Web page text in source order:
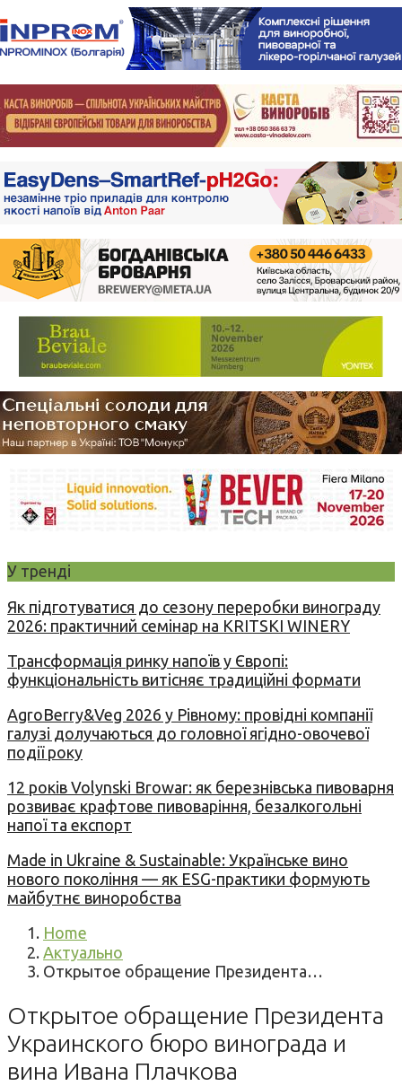
У тренді
Як підготуватися до сезону переробки винограду
2026: практичний семінар на KRITSKI WINERY
Трансформація ринку напоїв у Європі:
функціональність витісняє традиційні формати
AgroBerry&Veg 2026 у Рівному: провідні компанії
галузі долучаються до головної ягідно-овочевої
події року
12 років Volynski Browar: як березнівська пивоварня
розвиває крафтове пивоваріння, безалкогольні
напої та експорт
Made in Ukraine & Sustainable: Українське вино
нового покоління — як ESG-практики формують
майбутнє виноробства
Home
Актуально
Открытое обращение Президента…
Открытое обращение Президента
Украинского бюро винограда и
вина Ивана Плачкова